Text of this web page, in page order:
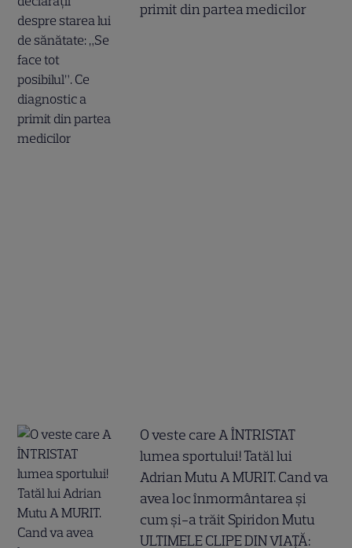
primit din partea medicilor
O veste care A ÎNTRISTAT
lumea sportului! Tatăl lui
Adrian Mutu A MURIT. Cand va
avea loc înmormântarea și
cum și-a trăit Spiridon Mutu
ULTIMELE CLIPE DIN VIAȚĂ: